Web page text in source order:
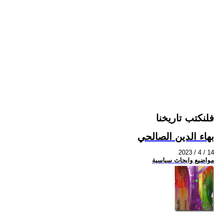
فلنكتب تاريخنا
بهاء الدين الصالحي
2023 / 4 / 14
مواضيع وابحاث سياسية